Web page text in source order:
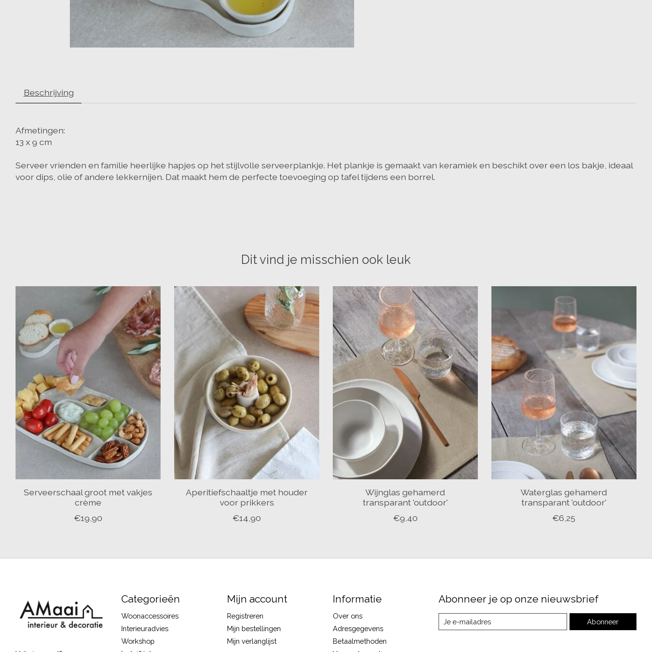
Beschrijving
Afmetingen:
13 x 9 cm
Serveer vrienden en familie heerlijke hapjes op het stijlvolle serveerplankje. Het plankje is gemaakt van keramiek en beschikt over een los bakje, ideaal
voor dips, olie of andere lekkernijen. Dat maakt hem de perfecte toevoeging op tafel tijdens een borrel.
Dit vind je misschien ook leuk
Items van productcarrousel
Serveerschaal groot met vakjes
crème
€19,90
Aperitiefschaaltje met houder
voor prikkers
€14,90
Wijnglas gehamerd
transparant 'outdoor'
€9,40
Waterglas gehamerd
transparant 'outdoor'
€6,25
Categorieën
Woonaccessoires
Interieuradvies
Workshop
Mijn account
Registreren
Mijn bestellingen
Mijn verlanglijst
Informatie
Over ons
Adresgegevens
Betaalmethoden
Abonneer je op onze nieuwsbrief
Abonneer